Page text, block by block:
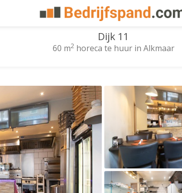
Dijk 11
60 m2horeca te huur in Alkmaar